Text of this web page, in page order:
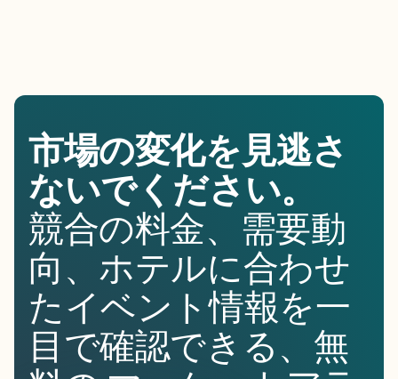
市場の変化を見逃さ
ないでください。
競合の料金、需要動
向、ホテルに合わせ
たイベント情報を一
目で確認できる、無